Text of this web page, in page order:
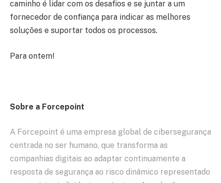
caminho é lidar com os desafios e se juntar a um
fornecedor de confiança para indicar as melhores
soluções e suportar todos os processos.
Para ontem!
Sobre a Forcepoint
A Forcepoint é uma empresa global de cibersegurança
centrada no ser humano, que transforma as
companhias digitais ao adaptar continuamente a
resposta de segurança ao risco dinâmico representado